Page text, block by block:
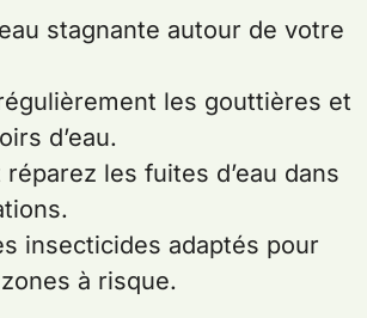
stagnante autour de votre
les gouttières et
d’eau.
les fuites d’eau dans
insecticides adaptés pour
à risque.